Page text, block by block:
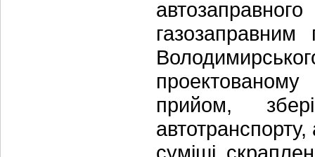
газозаправним
прийом,